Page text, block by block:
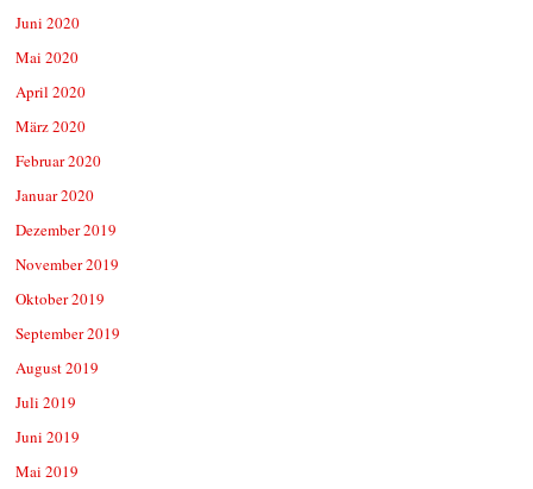
Juni 2020
Mai 2020
April 2020
März 2020
Februar 2020
Januar 2020
Dezember 2019
November 2019
Oktober 2019
September 2019
August 2019
Juli 2019
Juni 2019
Mai 2019